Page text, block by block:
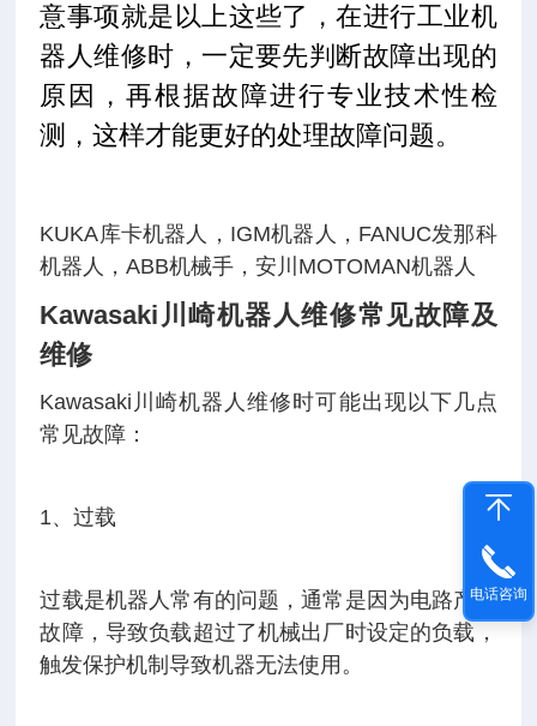
意事项就是以上这些了，在进行工业机
器人维修时，一定要先判断故障出现的
原因，再根据故障进行专业技术性检
测，这样才能更好的处理故障问题。
KUKA库卡机器人，IGM机器人，FANUC发那科
机器人，ABB机械手，安川MOTOMAN机器人
Kawasaki川崎机器人维修常见故障及
维修
Kawasaki川崎机器人维修时可能出现以下几点
常见故障：
1、过载
过载是机器人常有的问题，通常是因为电路产生
故障，导致负载超过了机械出厂时设定的负载，
触发保护机制导致机器无法使用。
电话咨询